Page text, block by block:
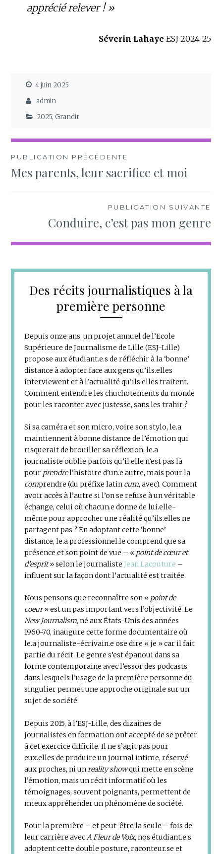
apprécié relever ! »
Séverin Lahaye ESJ 2024-25
4 juin 2025
admin
2025,Grandir
Navigation
de
PUBLICATION PRÉCÉDENTE
Mes parents, leur sacrifice et moi
PUBLICATION SUIVANTE
Conduire, c’est pas mon genre
Des récits journalistiques à la
première personne
Depuis onze ans, un projet annuel de l’Ecole
Supérieure de Journalisme de Lille (ESJ-Lille)
propose aux étudiant.e.s de réfléchir à la ‘bonne’
distance à adopter face aux gens qu’ils.elles
interviewent et à l’actualité qu’ils.elles traitent.
Comment entendre les chuchotements du monde
pour les raconter avec justesse, sans les trahir ?
Si sa caméra et son micro, voire son stylo, le.a
maintiennent à bonne distance de l’émotion qui
risquerait de brouiller sa réflexion, le.a
journaliste oublie parfois qu’il.elle n’est pas là
pour prendrel’histoire d’un.e autre, mais pour la
comprendre (du préfixe latin cum, avec). Comment
avoir accès à l’autre si l’on se refuse à un véritable
échange, celui où chacun.e donne de lui.elle-
même pour approcher une réalité qu’ils.elles ne
partagent pas ? En adoptant cette ‘bonne’
distance, le.a professionnel.le comprend que sa
présence et son point de vue – « point de cœur et
d’esprit» selon le journalisteJean Lacouture –
influent sur la façon dont l’actualité est traitée.
Nous pensons que reconnaître son « point de
coeur» est un pas important vers l’objectivité. Le
New Journalism,né aux États-Unis des années
1960-70, inaugure cette forme documentaire où
le.a journaliste-écrivain.e ose dire « je » car il fait
partie du récit. Le genre s’est épanoui dans sa
forme contemporaine avec l’essor des podcasts
dans lesquels l’usage de la première personne du
singulier permet une approche originale sur un
sujet de société.
Depuis 2015, à l’ESJ-Lille, des dizaines de
journalistes en formation ont accepté de se prêter
à cet exercice difficile. Il ne s’agit pas pour
eux.elles de produire un journal intime, réservé
aux proches, ni unreality showqui mette en scène
l’émotion, mais un récit informatif où les
témoignages, souvent poignants, permettent de
mieux appréhender un phénomène de société.
Pour la première – et peut-être la seule – fois de
leur carrière avecA Fleur de Voix,nos étudiant.e.s
adoptent cette double posture, raconteur.se et